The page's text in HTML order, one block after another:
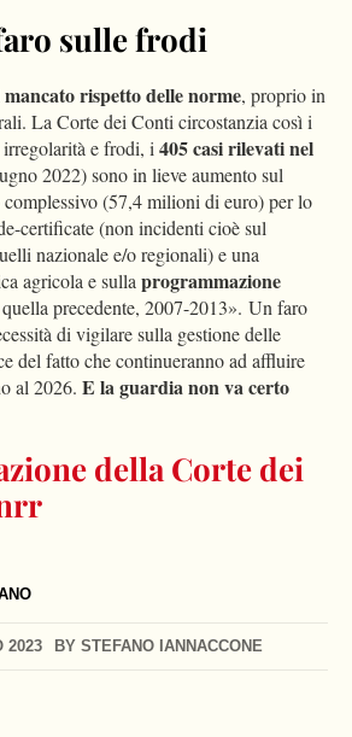
2023 BY STEFANO IANNACCONE
sulle frodi
mancato rispetto delle norme, proprio in
La Corte dei Conti circostanzia così i
e frodi, i405 casi rilevati nel
2022) sono in lieve aumento sul
(57,4 milioni di euro) per lo
certificate (non incidenti cioè sul
nazionale e/o regionali) e una
agricola e sullaprogrammazione
precedente, 2007-2013». Un faro
di vigilare sulla gestione delle
del fatto che continueranno ad affluire
al 2026. E la guardia non va certo
della Corte dei